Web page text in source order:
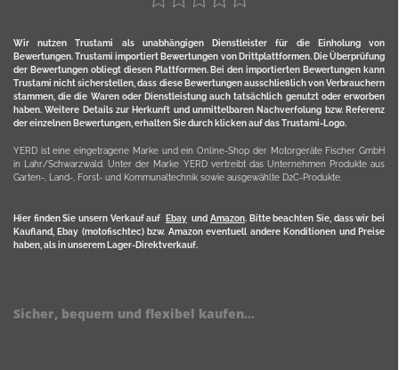
Wir nutzen Trustami als unabhängigen Dienstleister für die Einholung von
Bewertungen. Trustami importiert Bewertungen von Drittplattformen. Die Überprüfung
der Bewertungen obliegt diesen Plattformen. Bei den importierten Bewertungen kann
Trustami nicht sicherstellen, dass diese Bewertungen ausschließlich von Verbrauchern
stammen, die die Waren oder Dienstleistung auch tatsächlich genutzt oder erworben
haben. Weitere Details zur Herkunft und unmittelbaren Nachverfolung bzw. Referenz
der einzelnen Bewertungen, erhalten Sie durch klicken auf das Trustami-Logo.
YERD ist eine eingetragene Marke und ein Online-Shop der Motorgeräte Fischer GmbH
in Lahr/Schwarzwald. Unter der Marke YERD vertreibt das Unternehmen Produkte aus
Garten-, Land-, Forst- und Kommunaltechnik sowie ausgewählte D2C-Produkte.
Hier finden Sie unsern Verkauf auf Ebayund Amazon. Bitte beachten Sie, dass wir bei
Kaufland, Ebay (motofischtec) bzw. Amazon eventuell andere Konditionen und Preise
haben, als in unserem Lager-Direktverkauf.
Sicher, bequem und flexibel kaufen...